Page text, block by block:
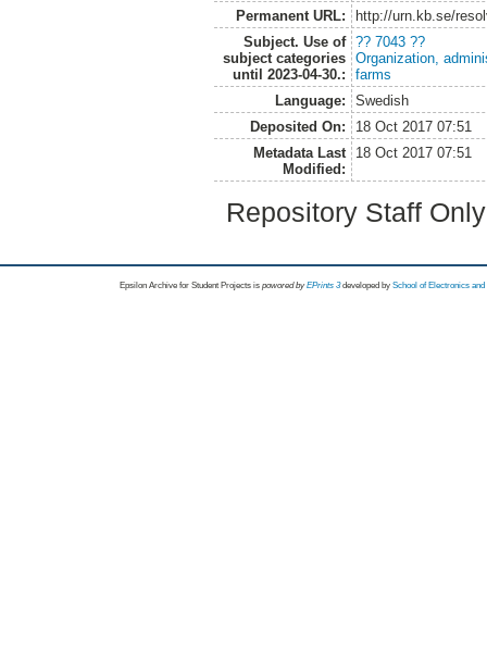
Permanent URL:
http://urn.kb.se/
Subject. Use of
subject categories
until 2023-04-30.:
?? 7043 ??
Organization,
farms
Language:
Swedish
Deposited On:
18 Oct 2017 07:51
Metadata Last
Modified:
18 Oct 2017 07:51
Repository Staff
Epsilon Archive for Student Projects is powored byEPrints 3 developed by School of Electronics